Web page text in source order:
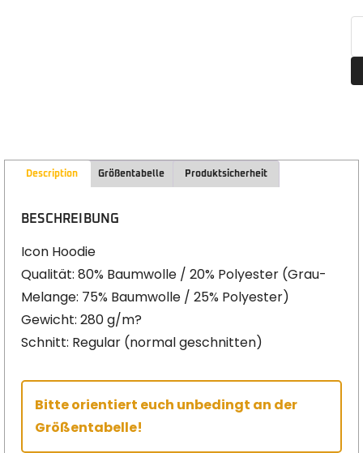
Description Größentabelle Produktsicherheit
BESCHREIBUNG
Icon Hoodie
Qualität: 80% Baumwolle / 20% Polyester (Grau-
Melange: 75% Baumwolle / 25% Polyester)
Gewicht: 280 g/m?
Schnitt: Regular (normal geschnitten)
Bitte orientiert euch unbedingt an der
Größentabelle!